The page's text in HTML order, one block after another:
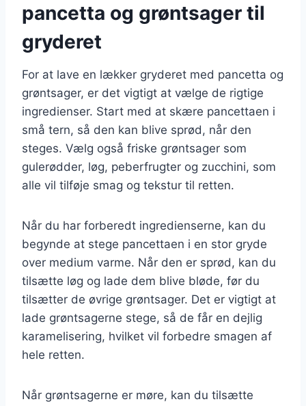
pancetta og grøntsager til
gryderet
For at lave en lækker gryderet med pancetta og
grøntsager, er det vigtigt at vælge de rigtige
ingredienser. Start med at skære pancettaen i
små tern, så den kan blive sprød, når den
steges. Vælg også friske grøntsager som
gulerødder, løg, peberfrugter og zucchini, som
alle vil tilføje smag og tekstur til retten.
Når du har forberedt ingredienserne, kan du
begynde at stege pancettaen i en stor gryde
over medium varme. Når den er sprød, kan du
tilsætte løg og lade dem blive bløde, før du
tilsætter de øvrige grøntsager. Det er vigtigt at
lade grøntsagerne stege, så de får en dejlig
karamelisering, hvilket vil forbedre smagen af
hele retten.
Når grøntsagerne er møre, kan du tilsætte